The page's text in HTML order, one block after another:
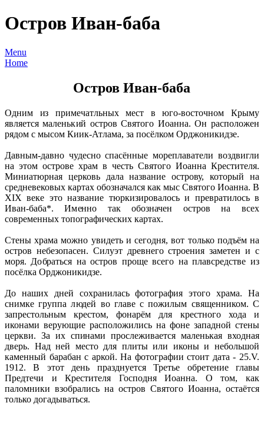
Остров Иван-баба
Menu
Home
Остров Иван-баба
Одним из примечатльных мест в юго-восточном Крыму
является маленький остров Святого Иоанна. Он расположен
рядом с мысом Киик-Атлама, за посёлком Орджоникидзе.
Давным-давно чудесно спасённые мореплаватели воздвигли
на этом острове храм в честь Святого Иоанна Крестителя.
Миниатюрная церковь дала название острову, который на
средневековых картах обозначался как мыс Святого Иоанна. В
XIX веке это название тюркизировалось и превратилось в
Иван-баба*. Именно так обозначен остров на всех
современных топографических картах.
Стены храма можно увидеть и сегодня, вот только подъём на
остров небезопасен. Силуэт древнего строения заметен и с
моря. Добраться на остров проще всего на плавсредстве из
посёлка Орджоникидзе.
До наших дней сохранилась фотография этого храма. На
снимке группа людей во главе с пожилым священником. С
запрестольным крестом, фонарём для крестного хода и
иконами верующие расположились на фоне западной стены
церкви. За их спинами прослеживается маленькая входная
дверь. Над ней место для плиты или иконы и небольшой
каменный барабан с аркой. На фотографии стоит дата - 25.V.
1912. В этот день празднуется Третье обретение главы
Предтечи и Крестителя Господня Иоанна. О том, как
паломники взобрались на остров Святого Иоанна, остаётся
только догадываться.